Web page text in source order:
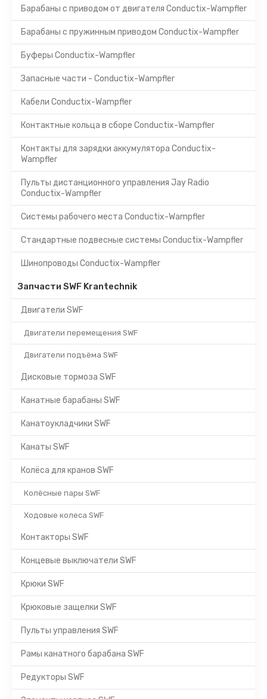
Барабаны с приводом от двигателя Conductix-Wampfler
Барабаны с пружинным приводом Conductix-Wampfler
Буферы Conductix-Wampfler
Запасные части - Conductix-Wampfler
Кабели Conductix-Wampfler
Контактные кольца в сборе Conductix-Wampfler
Контакты для зарядки аккумулятора Conductix-
Wampfler
Пульты дистанционного управления Jay Radio
Conductix-Wampfler
Системы рабочего места Conductix-Wampfler
Стандартные подвесные системы Conductix-Wampfler
Шинопроводы Conductix-Wampfler
Запчасти SWF Krantechnik
Двигатели SWF
Двигатели перемещения SWF
Двигатели подъёма SWF
Дисковые тормоза SWF
Канатные барабаны SWF
Канатоукладчики SWF
Канаты SWF
Колёса для кранов SWF
Колёсные пары SWF
Ходовые колеса SWF
Контакторы SWF
Концевые выключатели SWF
Крюки SWF
Крюковые защелки SWF
Пульты управления SWF
Рамы канатного барабана SWF
Редукторы SWF